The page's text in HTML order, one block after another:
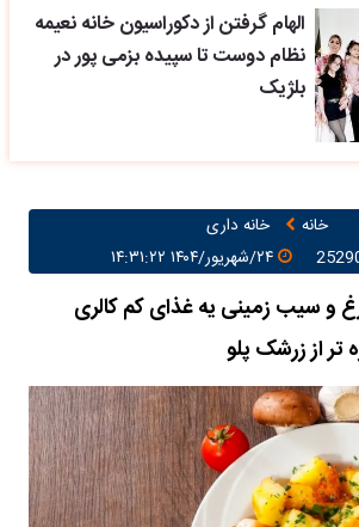
الهام گرفتن از دکوراسیون خانه نعیمه
نظام دوست تا سپیده بزمی پور در
بلژیک
خانه
خانه داری
۲۴/شهریور/۱۴۰۴ ۱۴:۳۱:۲۲
و سیب زمینی یه غذای کم کالری
از زرشک پلو